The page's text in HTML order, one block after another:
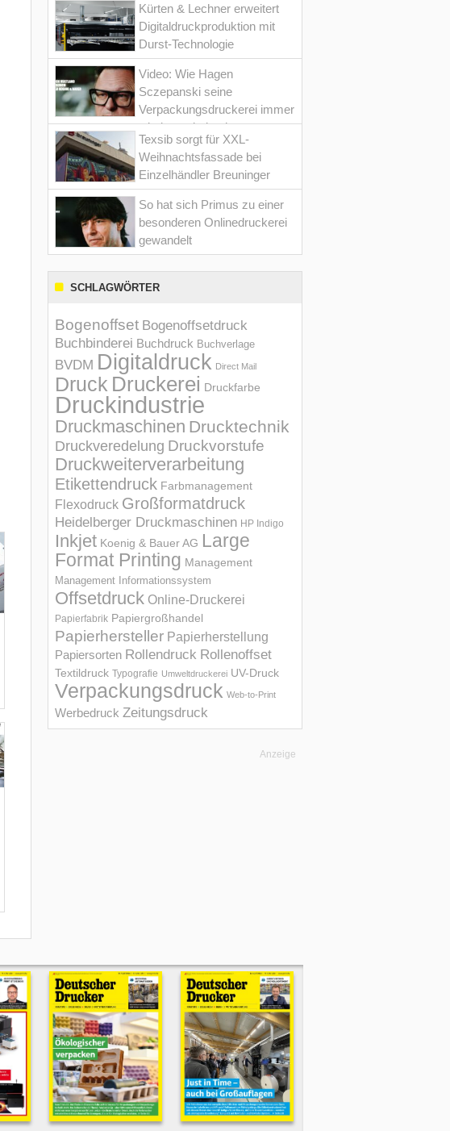
Kürten & Lechner erweitert
Digitaldruckproduktion mit
Durst-Technologie
Video: Wie Hagen
Sczepanski seine
Verpackungsdruckerei immer
wieder optimiert hat
Texsib sorgt für XXL-
Weihnachtsfassade bei
Einzelhändler Breuninger
So hat sich Primus zu einer
besonderen Onlinedruckerei
gewandelt
SCHLAGWÖRTER
Bogenoffset Bogenoffsetdruck
Buchbinderei Buchdruck Buchverlage
BVDM Digitaldruck Direct Mail
Druck Druckerei Druckfarbe
Druckindustrie
Druckmaschinen Drucktechnik
Druckveredelung Druckvorstufe
Druckweiterverarbeitung
Etikettendruck Farbmanagement
Flexodruck Großformatdruck
Heidelberger Druckmaschinen HP Indigo
Inkjet Koenig & Bauer AG Large
Format Printing Management
Management Informations­system
Offsetdruck Online-Druckerei
Papierfabrik Papiergroßhandel
Papierhersteller Papierherstellung
Papiersorten Rollendruck Rollenoffset
Textildruck Typografie Umweltdruckerei UV-Druck
Verpackungsdruck Web-to-Print
Werbedruck Zeitungsdruck
Anzeige